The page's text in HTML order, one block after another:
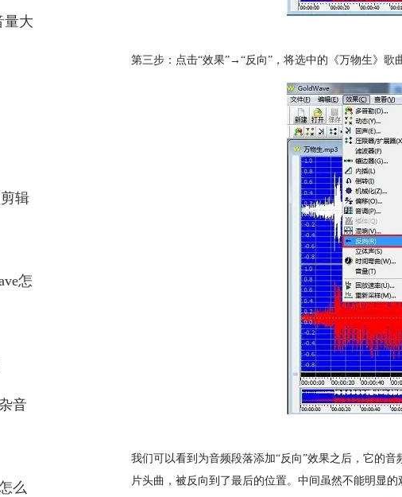
量大
辑
怎
音
么
第三步：点击“效果”→“反向”，将选中的《万物生》歌
我们可以看到为音频段落添加“反向”效果之后，它的
片头曲，被反向到了最后的位置。中间虽然不能明显